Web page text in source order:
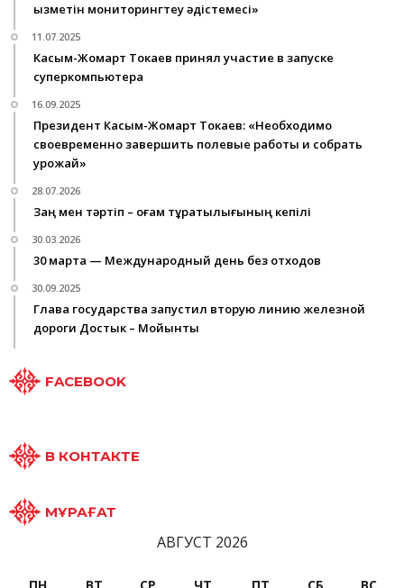
қызметін мониторингтеу әдістемесі»
11.07.2025
Касым-Жомарт Токаев принял участие в запуске
суперкомпьютера
16.09.2025
Президент Касым-Жомарт Токаев: «Необходимо
своевременно завершить полевые работы и собрать
урожай»
28.07.2026
Заң мен тәртіп – қоғам тұрақтылығының кепілі
30.03.2026
30 марта — Международный день без отходов
30.09.2025
Глава государства запустил вторую линию железной
дороги Достык – Мойынты
FACEBOOK
В КОНТАКТЕ
МҰРАҒАТ
АВГУСТ 2026